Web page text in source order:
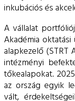
inkubációs és
A vállalat
Akadémia
alapkezelő (STRT
intézményi
tőkealapokat.
az ország egyik
vált,